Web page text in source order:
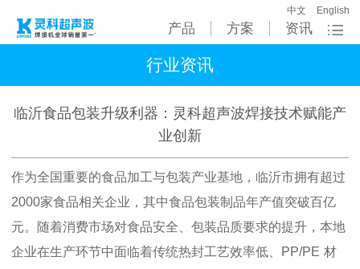
产品 方案 资讯
中文 English
行业资讯
临沂食品包装升级利器：灵科超声波焊接技术赋能产
业创新
作为全国重要的食品加工与包装产业基地，临沂市拥有超过
2000家食品相关企业，其中食品包装制品年产值突破百亿
元。随着消费市场对食品安全、包装品质要求的提升，本地
企业在生产环节中面临着传统热封工艺效率低、
PP/PE 材